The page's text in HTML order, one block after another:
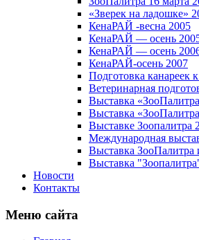
«Зверек на ладошке»
КенаРАЙ -весна 2005
КенаРАЙ — осень
КенаРАЙ — осень
КенаРАЙ-осень 2007
Подготовка канареек
Ветеринарная
Выставка
Выставка
Выставке Зоопалитра
Международная
Выставка
Выставка
Новости
Контакты
Меню сайта